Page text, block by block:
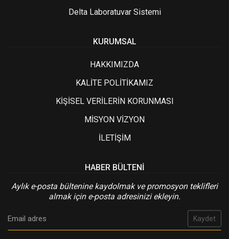
Delta Laboratuvar Sistemi
KURUMSAL
HAKKIMIZDA
KALİTE POLİTİKAMIZ
KİŞİSEL VERİLERİN KORUNMASI
MİSYON VİZYON
İLETİŞİM
HABER BÜLTENI
Aylık e-posta bültenine kaydolmak ve promosyon teklifleri
almak için e-posta adresinizi ekleyin.
Kaydet